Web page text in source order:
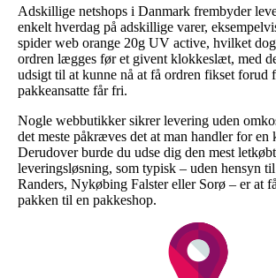
Adskillige netshops i Danmark frembyder
enkelt hverdag på adskillige varer,
spider web orange 20g UV active, hvilket
ordren lægges før et givent klokkeslæt, med
udsigt til at kunne nå at få ordren fikset forud
pakkeansatte får fri.
Nogle webbutikker sikrer levering uden
det meste påkræves det at man handler for en
Derudover burde du udse dig den mest
leveringsløsning, som typisk – uden hensyn
Randers, Nykøbing Falster eller Sorø – er at
pakken til en pakkeshop.